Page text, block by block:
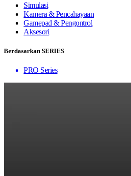
Simulasi
Kamera & Pencahayaan
Gamepad & Pengontrol
Aksesori
Berdasarkan SERIES
PRO Series